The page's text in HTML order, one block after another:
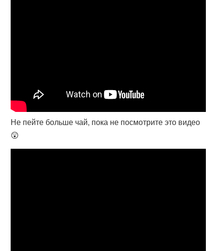
Не пейте больше чай, пока не посмотрите это видео
😲